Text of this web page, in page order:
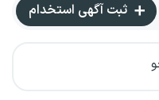
ثبت آگهی استخدام